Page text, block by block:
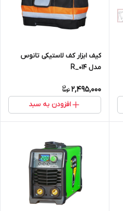
کیف ابزار کف لاستیکی تانوس
مدل 014_R
2,495,000
افزودن به سبد